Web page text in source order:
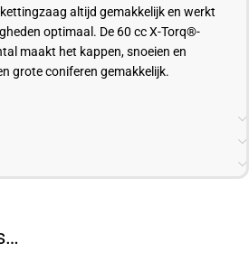
altijd gemakkelijk en werkt
optimaal. De 60 cc X-Torq®-
maakt het kappen, snoeien en
grote coniferen gemakkelijk.